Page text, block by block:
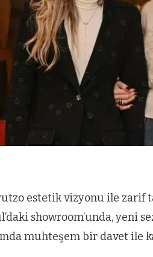
estetik vizyonu ile zarif
showroom’unda, yeni
muhteşem bir davet ile